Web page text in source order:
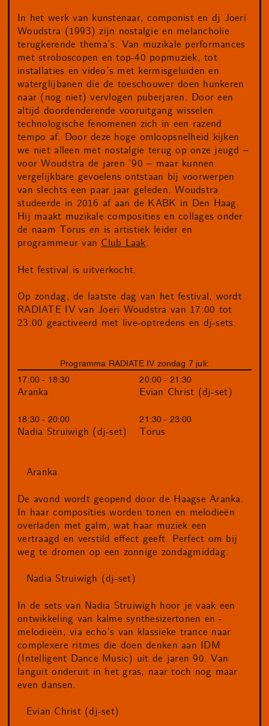
In het werk van kunstenaar, componist en dj Joeri
Woudstra (1993) zijn nostalgie en melancholie
terugkerende thema’s. Van muzikale performances
met stroboscopen en top-40 popmuziek, tot
installaties en video’s met kermisgeluiden en
waterglijbanen die de toeschouwer doen hunkeren
naar (nog niet) vervlogen puberjaren. Door een
altijd doordenderende vooruitgang wisselen
technologische fenomenen zich in een razend
tempo af. Door deze hoge omloopsnelheid kijken
we niet alleen met nostalgie terug op onze jeugd –
voor Woudstra de jaren ’90 – maar kunnen
vergelijkbare gevoelens ontstaan bij voorwerpen
van slechts een paar jaar geleden. Woudstra
studeerde in 2016 af aan de KABK in Den Haag.
Hij maakt muzikale composities en collages onder
de naam Torus en is artistiek leider en
programmeur van Club Laak.
Het festival is uitverkocht.
Op zondag, de laatste dag van het festival, wordt
RADIATE IV van Joeri Woudstra van 17:00 tot
23:00 geactiveerd met live-optredens en dj-sets.
Programma RADIATE IV zondag 7 juli:
17:00 - 18:30
Aranka
18:30 - 20:00
Nadia Struiwigh (dj-set)
20:00 - 21:30
Evian Christ (dj-set)
21:30 - 23:00
Torus
Aranka
De avond wordt geopend door de Haagse Aranka.
In haar composities worden tonen en melodieën
overladen met galm, wat haar muziek een
vertraagd en verstild effect geeft. Perfect om bij
weg te dromen op een zonnige zondagmiddag.
Nadia Struiwigh (dj-set)
In de sets van Nadia Struiwigh hoor je vaak een
ontwikkeling van kalme synthesizertonen en -
melodieën, via echo’s van klassieke trance naar
complexere ritmes die doen denken aan IDM
(Intelligent Dance Music) uit de jaren 90. Van
languit onderuit in het gras, naar toch nog maar
even dansen.
Evian Christ (dj-set)